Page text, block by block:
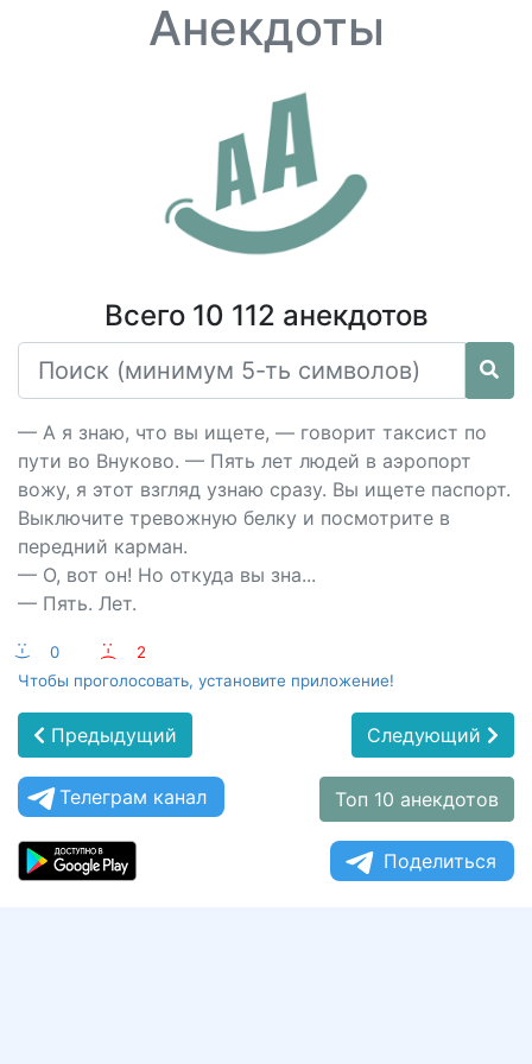
Анекдоты
Всего 10 112 анекдотов
— А я знаю, что вы ищете, — говорит таксист по
пути во Внуково. — Пять лет людей в аэропорт
вожу, я этот взгляд узнаю сразу. Вы ищете паспорт.
Выключите тревожную белку и посмотрите в
передний карман.
— О, вот он! Но откуда вы зна...
— Пять. Лет.
:-) 0 :-(
2
Чтобы проголосовать, установите приложение!
Предыдущий Следующий
Телеграм канал Топ 10 анекдотов
Поделиться